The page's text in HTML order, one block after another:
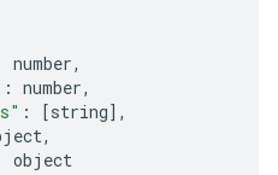
number,
: number,
: [string],
,
object